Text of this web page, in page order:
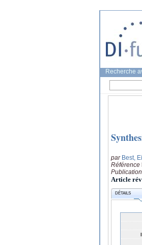
Recherche
par Best,
Référence
Publication
Article
DÉTAILS